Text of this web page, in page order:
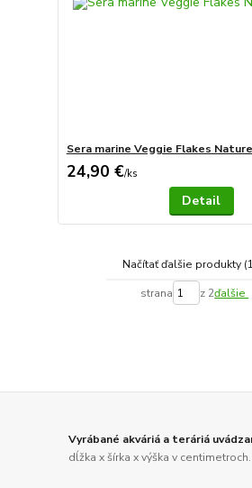
Sera marine Veggie Flakes
24,90 €/ks
Detail
Načítať ďalšie produkty
strana z 2ďalšie
Vyrábané akváriá a teráriá
dĺžka x šírka x výška v centimetroch.